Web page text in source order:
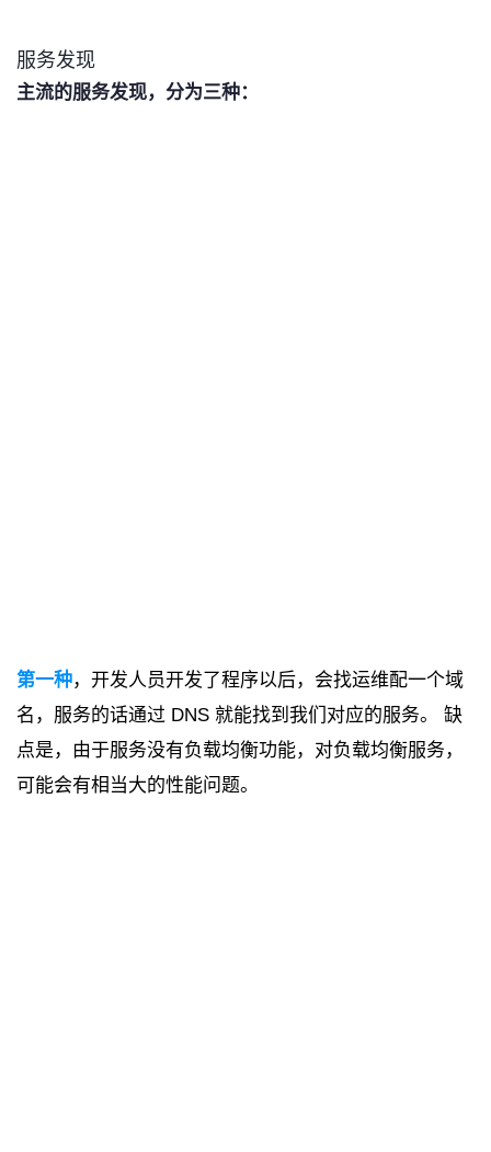
服务发现
主流的服务发现，分为三种：
第一种，开发人员开发了程序以后，会找运维配一个域
名，服务的话通过 DNS 就能找到我们对应的服务。 缺
点是，由于服务没有负载均衡功能，对负载均衡服务，
可能会有相当大的性能问题。